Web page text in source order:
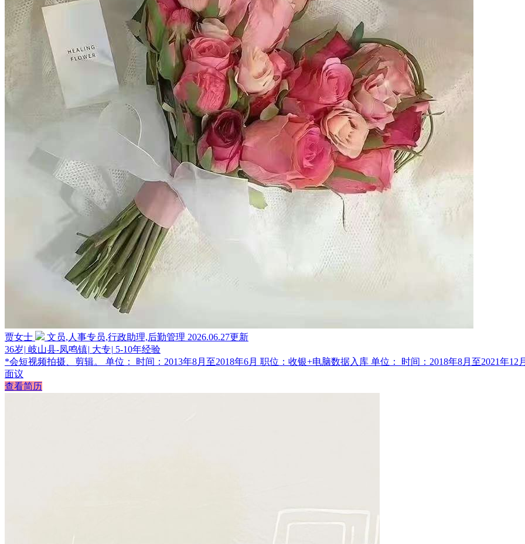
贾女士 文员,人事专员,行政助理,后勤管理 2026.06.27更新
36岁| 岐山县-凤鸣镇| 大专| 5-10年经验
*会短视频拍摄、剪辑。 单位： 时间：2013年8月至2018年6月 职位：收银+电脑数据入库 单位： 时间：2018年8月至2021年12
面议
查看简历